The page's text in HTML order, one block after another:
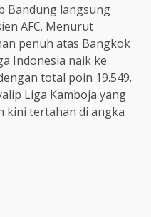
Bandung langsung
AFC. Menurut
penuh atas Bangkok
Indonesia naik ke
total poin 19.549.
Liga Kamboja yang
kini tertahan di angka